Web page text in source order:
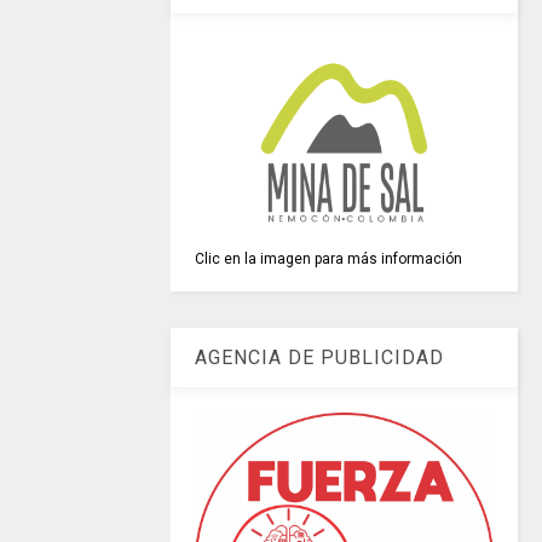
Clic en la imagen para más información
AGENCIA DE PUBLICIDAD